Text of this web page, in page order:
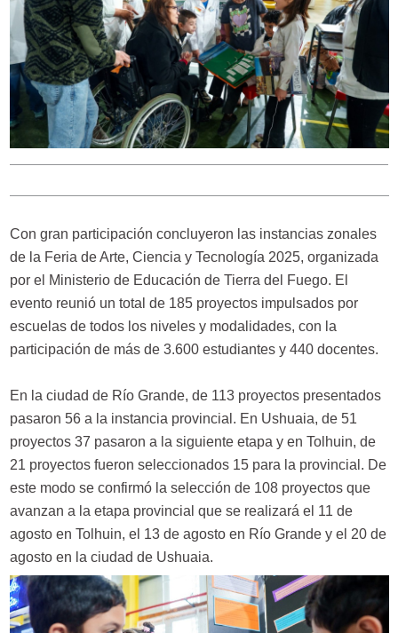
Con gran participación concluyeron las instancias zonales
de la Feria de Arte, Ciencia y Tecnología 2025, organizada
por el Ministerio de Educación de Tierra del Fuego. El
evento reunió un total de 185 proyectos impulsados por
escuelas de todos los niveles y modalidades, con la
participación de más de 3.600 estudiantes y 440 docentes.
En la ciudad de Río Grande, de 113 proyectos presentados
pasaron 56 a la instancia provincial. En Ushuaia, de 51
proyectos 37 pasaron a la siguiente etapa y en Tolhuin, de
21 proyectos fueron seleccionados 15 para la provincial. De
este modo se confirmó la selección de 108 proyectos que
avanzan a la etapa provincial que se realizará el 11 de
agosto en Tolhuin, el 13 de agosto en Río Grande y el 20 de
agosto en la ciudad de Ushuaia.